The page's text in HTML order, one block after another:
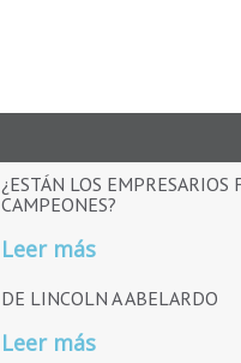
¿ESTÁN LOS EMPRESARIOS
CAMPEONES?
Leer más
DE LINCOLN A ABELARDO
Leer más